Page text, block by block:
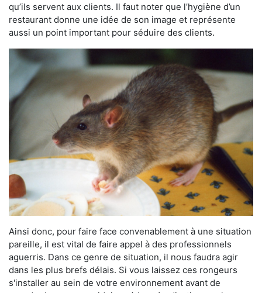
qu’ils servent aux clients. Il faut noter que l’hygiène d’un
restaurant donne une idée de son image et représente
aussi un point important pour séduire des clients.
Ainsi donc, pour faire face convenablement à une situation
pareille, il est vital de faire appel à des professionnels
aguerris. Dans ce genre de situation, il nous faudra agir
dans les plus brefs délais. Si vous laissez ces rongeurs
s'installer au sein de votre environnement avant de